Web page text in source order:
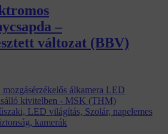
–
változat (BBV)
LED világítás, Szolár, napelemes
kamerák